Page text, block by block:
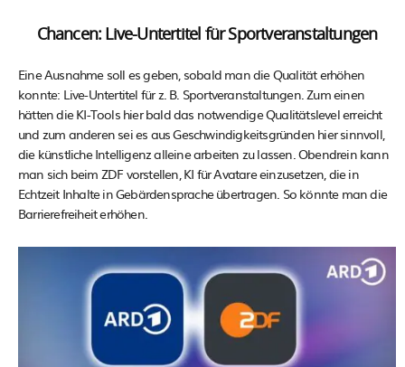
Chancen: Live-Untertitel für Sportveranstaltungen
Eine Ausnahme soll es geben, sobald man die Qualität erhöhen
konnte: Live-Untertitel für z. B. Sportveranstaltungen. Zum einen
hätten die KI-Tools hier bald das notwendige Qualitätslevel erreicht
und zum anderen sei es aus Geschwindigkeitsgründen hier sinnvoll,
die künstliche Intelligenz alleine arbeiten zu lassen. Obendrein kann
man sich beim ZDF vorstellen, KI für Avatare einzusetzen, die in
Echtzeit Inhalte in Gebärdensprache übertragen. So könnte man die
Barrierefreiheit erhöhen.